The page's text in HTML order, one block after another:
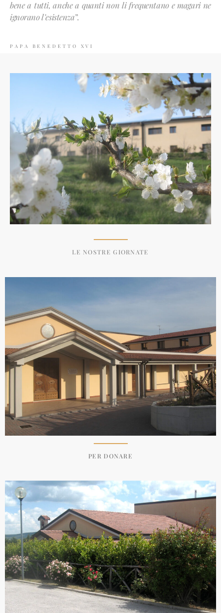
bene a tutti, anche a quanti non li frequentano e magari ne
ignorano l’esistenza”.
PAPA BENEDETTO XVI
LE NOSTRE GIORNATE
PER DONARE